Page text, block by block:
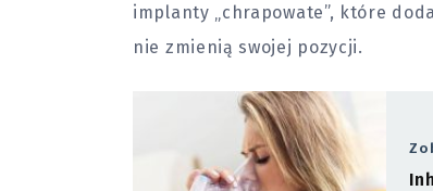
implanty „chrapowate”, które
nie zmienią swojej pozycji.